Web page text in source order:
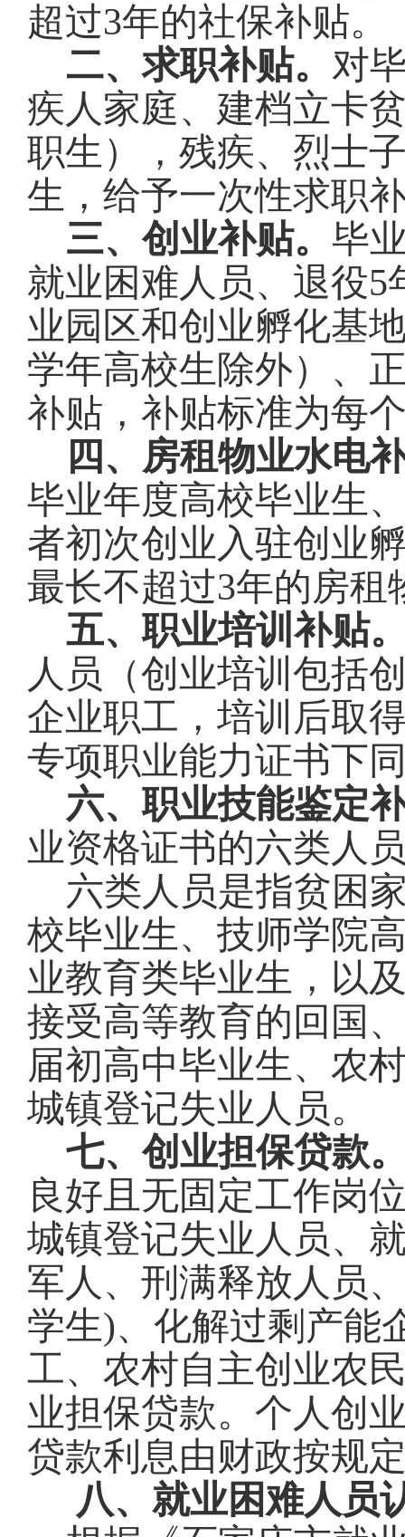
超过3年的社保补贴。
二、求职补贴。 对
疾人家庭、建档立卡
职生），残疾、烈士
生，给予一次性求职
三、创业补贴。 毕
就业困难人员、退役
业园区和创业孵化基
学年高校生除外）、
补贴，补贴标准为每
四、房租物业水电
毕业年度高校毕业生
者初次创业入驻创业
最长不超过3年的房租
五、职业培训补贴
人员（创业培训包括
企业职工，培训后取
专项职业能力证书下
六、职业技能鉴定
业资格证书的六类人
六类人员是指贫困
校毕业生、技师学院
业教育类毕业生，以
接受高等教育的回国
届初高中毕业生、农
城镇登记失业人员。
七、创业担保贷款
良好且无固定工作岗
城镇登记失业人员、
军人、刑满释放人员
学生)、化解过剩产能
工、农村自主创业农
业担保贷款。个人创
贷款利息由财政按规
八、就业困难人员